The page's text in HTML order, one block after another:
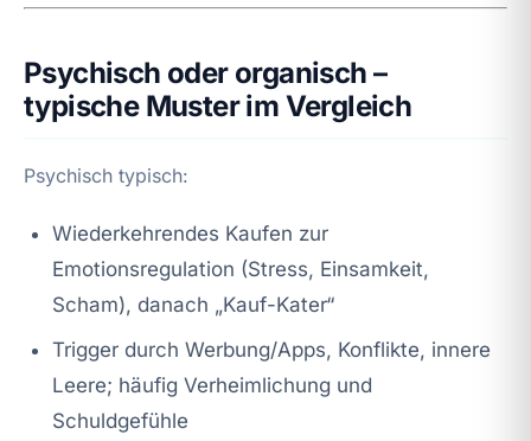
Psychisch oder organisch –
typische Muster im Vergleich
Psychisch typisch:
Wiederkehrendes Kaufen zur
Emotionsregulation (Stress, Einsamkeit,
Scham), danach „Kauf-Kater“
Trigger durch Werbung/Apps, Konflikte, innere
Leere; häufig Verheimlichung und
Schuldgefühle